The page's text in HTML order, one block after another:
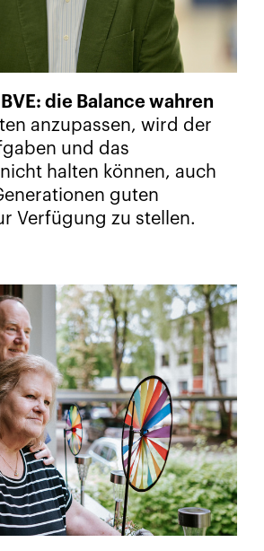
die Balance wahren
anzupassen, wird der
und das
halten können, auch
guten
Verfügung zu stellen.